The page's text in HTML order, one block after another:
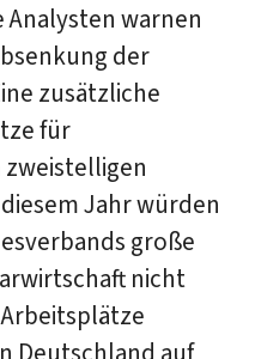
Analysten warnen
der
zusätzliche
für
Jahr würden
große
nicht